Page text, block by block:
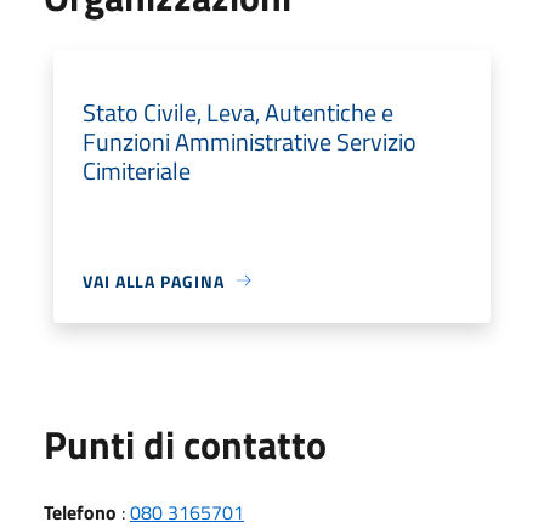
Stato Civile, Leva, Autentiche e
Funzioni Amministrative Servizio
Cimiteriale
VAI ALLA PAGINA
Punti di contatto
Telefono :080 3165701